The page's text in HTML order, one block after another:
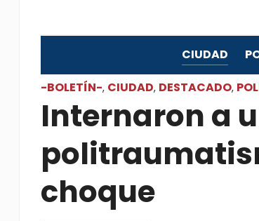
CIUDAD
-BOLETÍN-, CIUDAD, DESTACADO,
Internaron a
choque